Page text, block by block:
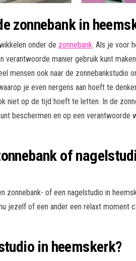
zonnebank in
onder de zonnebank. Als je voor
manier gebruik kunt
mensen ook naar de zonnebankstudio
je even nergens aan hoeft te
niet op de tijd hoeft te letten. In de
beschermen en op een verantwoorde
of
of een nagelstudio in
jezelf of een ander een relaxt moment
in heemskerk?